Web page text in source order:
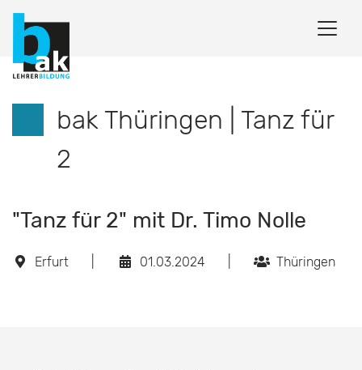
bak Thüringen | Tanz für
2
"Tanz für 2" mit Dr. Timo Nolle
Erfurt 01.03.2024 Thüringen